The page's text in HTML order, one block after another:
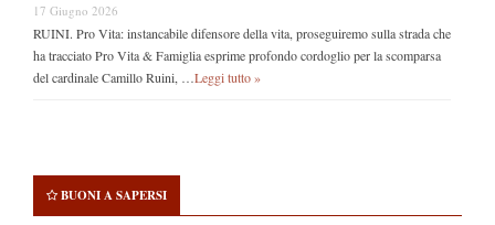
17 Giugno 2026
RUINI. Pro Vita: instancabile difensore della vita, proseguiremo sulla strada che
ha tracciato Pro Vita & Famiglia esprime profondo cordoglio per la scomparsa
del cardinale Camillo Ruini, …Leggi tutto »
BUONI A SAPERSI